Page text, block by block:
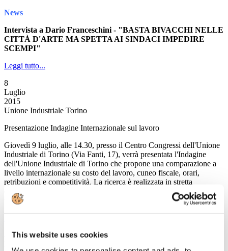
This website uses cookies
News
Intervista a Dario Franceschini - "BASTA BIVACCHI NELLE
CITTÀ D'ARTE MA SPETTA AI SINDACI IMPEDIRE
SCEMPI"
Leggi tutto...
8
Luglio
2015
Unione Industriale Torino
Presentazione Indagine Internazionale sul lavoro
Giovedì 9 luglio, alle 14.30, presso il Centro Congressi dell'Unione
Industriale di Torino (Via Fanti, 17), verrà presentata l'Indagine
dell'Unione Industriale di Torino che propone una comparazione a
livello internazionale su costo del lavoro, cuneo fiscale, orari,
retribuzioni e competitività. La ricerca è realizzata in stretta
collaborazione con le imprese e con il supporto di associazioni
territoriali e di categoria italiane e organizzazioni datoriali europee.